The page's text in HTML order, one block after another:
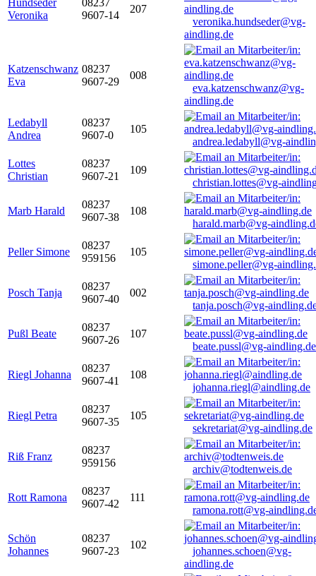
Hundseder
Veronika
08237
9607-14
207
veronika.hundseder@vg-
aindling.de
Katzenschwanz
Eva
08237
9607-29
008
eva.katzenschwanz@vg-
aindling.de
Ledabyll
Andrea
08237
9607-0
105
andrea.ledabyll@vg-
Lottes
Christian
08237
9607-21
109
christian.lottes@vg-
Marb Harald
08237
9607-38
108
harald.marb@vg-
Peller Simone
08237
959156
105
simone.peller@vg-
Posch Tanja
08237
9607-40
002
tanja.posch@vg-
Pußl Beate
08237
9607-26
107
beate.pussl@vg-aindling.de
Riegl Johanna
08237
9607-41
108
johanna.riegl@aindling.de
Riegl Petra
08237
9607-35
105
sekretariat@vg-aindling.de
Riß Franz
08237
959156
archiv@todtenweis.de
Rott Ramona
08237
9607-42
111
ramona.rott@vg-
Schön
Johannes
08237
9607-23
102
johannes.schoen@vg-
aindling.de